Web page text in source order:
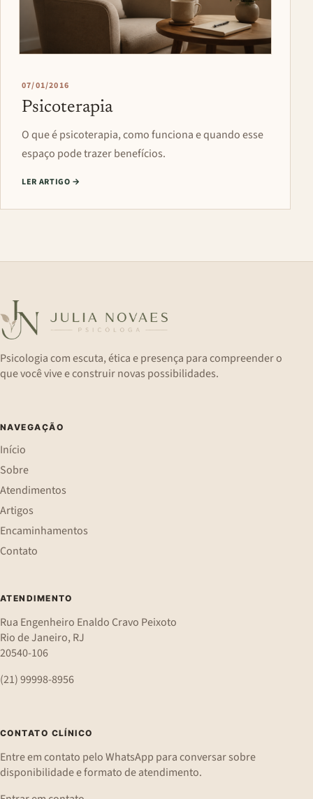
07/01/2016
Psicoterapia
O que é psicoterapia, como funciona e quando esse
espaço pode trazer benefícios.
LER ARTIGO →
Psicologia com escuta, ética e presença para compreender o
que você vive e construir novas possibilidades.
NAVEGAÇÃO
Início
Sobre
Atendimentos
Artigos
Encaminhamentos
Contato
ATENDIMENTO
Rua Engenheiro Enaldo Cravo Peixoto
Rio de Janeiro, RJ
20540-106
(21) 99998-8956
CONTATO CLÍNICO
Entre em contato pelo WhatsApp para conversar sobre
disponibilidade e formato de atendimento.